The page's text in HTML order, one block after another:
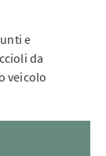
e
da
veicolo